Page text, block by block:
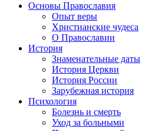
Основы Православия
Опыт веры
Христианские чудеса
О Православии
История
Знаменательные даты
История Церкви
История России
Зарубежная история
Психология
Болезнь и смерть
Уход за больными